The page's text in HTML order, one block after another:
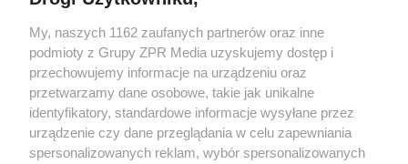
Nietypowe objawy endometriozy
Choroba może dawać nietypowe objawy, które nie
są związane z menstruacją. Przy endometriozie
mogą pojawić się objawy ze strony układu
pokarmowego, jak i ogólnoustrojowe, takie jak bóle
My, naszych 1162 zaufanych partnerów oraz inne
podmioty z Grupy ZPR Media uzyskujemy dostęp i
przechowujemy informacje na urządzeniu oraz
przetwarzamy dane osobowe, takie jak unikalne
identyfikatory, standardowe informacje wysyłane przez
urządzenie czy dane przeglądania w celu zapewniania
spersonalizowanych reklam, wybór spersonalizowanych